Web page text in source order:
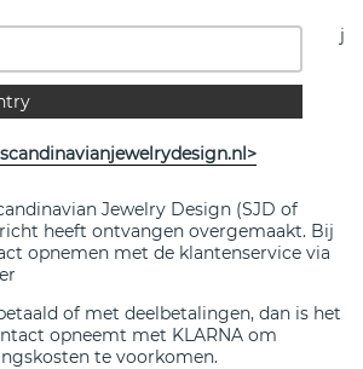
de retour worden door jou als klant
verantwoordelijk voor het product bij
Als het product verdwijnt of
het retourtransport ben je hier als
voor en behoudt Scandinavian
of Sweden AB) het recht om
Wij raden je aan het
& trace te verzenden. In het geval
wordt het bedrag binnen 14 dagen
Jewelry Design (SJD of
heeft ontvangen overgemaakt. Bij
opnemen met de klantenservice via
of met deelbetalingen, dan is het
opneemt met KLARNA om
te voorkomen.